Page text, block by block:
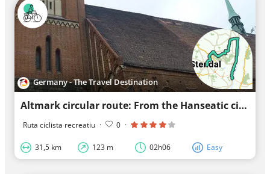
Germany - The Travel Destination
Altmark circular route: From the Hanseatic city of Tangermünde to the Hanseatic city of Stendal
Ruta ciclista recreatiu · 0 ·
31,5 km 123 m 02h06 Easy